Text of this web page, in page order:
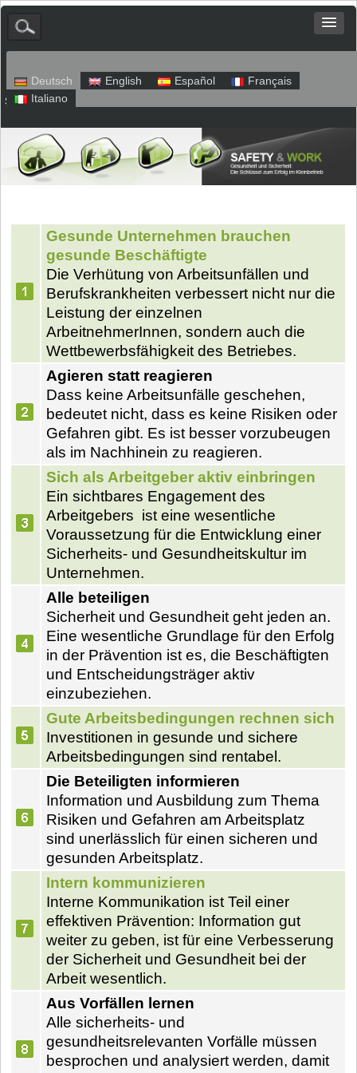
Deutsch English Español
Français
Italiano
Sitemap Impressum
Gesunde Unternehmen brauchen
gesunde Beschäftigte
Die Verhütung von Arbeitsunfällen und
Berufskrankheiten verbessert nicht nur die
Leistung der einzelnen
ArbeitnehmerInnen, sondern auch die
Wettbewerbsfähigkeit des Betriebes.
Agieren statt reagieren
Dass keine Arbeitsunfälle geschehen,
bedeutet nicht, dass es keine Risiken oder
Gefahren gibt. Es ist besser vorzubeugen
als im Nachhinein zu reagieren.
Sich als Arbeitgeber aktiv einbringen
Ein sichtbares Engagement des
Arbeitgebers ist eine wesentliche
Voraussetzung für die Entwicklung einer
Sicherheits- und Gesundheitskultur im
Unternehmen.
Alle beteiligen
Sicherheit und Gesundheit geht jeden an.
Eine wesentliche Grundlage für den Erfolg
in der Prävention ist es, die Beschäftigten
und Entscheidungsträger aktiv
einzubeziehen.
Gute Arbeitsbedingungen rechnen sich
Investitionen in gesunde und sichere
Arbeitsbedingungen sind rentabel.
Die Beteiligten informieren
Information und Ausbildung zum Thema
Risiken und Gefahren am Arbeitsplatz
sind unerlässlich für einen sicheren und
gesunden Arbeitsplatz.
Intern kommunizieren
Interne Kommunikation ist Teil einer
effektiven Prävention: Information gut
weiter zu geben, ist für eine Verbesserung
der Sicherheit und Gesundheit bei der
Arbeit wesentlich.
Aus Vorfällen lernen
Alle sicherheits- und
gesundheitsrelevanten Vorfälle müssen
besprochen und analysiert werden, damit